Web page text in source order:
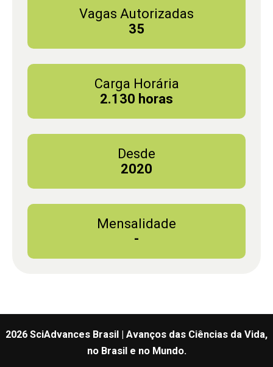
Vagas Autorizadas
35
Carga Horária
2.130 horas
Desde
2020
Mensalidade
-
2026 SciAdvances Brasil | Avanços das Ciências da Vida,
no Brasil e no Mundo.